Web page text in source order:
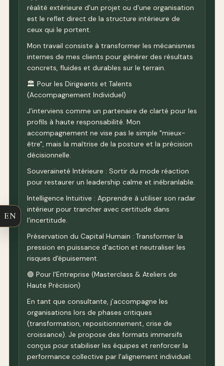
réalité extérieure d'un projet ou d'une organisation
est le reflet direct de la structure intérieure de
ceux qui le portent.
Mon travail consiste à transformer les mécanismes
internes de mes clients pour générer des résultats
concrets, fluides et durables sur le terrain.
🏛️ Pour les Dirigeants et Talents
(Accompagnement Individuel)
J’interviens comme un partenaire de clarté pour les
profils à haute responsabilité. Mon
accompagnement ne vise pas le simple "mieux-
être", mais la maîtrise de la posture et la précision
décisionnelle.
Souveraineté Intérieure : Sortir du mode réaction
pour restaurer un leadership calme et inébranlable.
Intelligence Intuitive : Apprendre à utiliser son radar
intérieur pour trancher avec certitude dans
l'incertitude.
Préservation du Capital Humain : Transformer la
pression en puissance d'action et neutraliser les
risques d'épuisement.
🟢 Pour l'Entreprise (Masterclass & Ateliers de
Haute Précision)
En tant que consultante, j’accompagne les
organisations lors de phases critiques
(transformation, repositionnement, crise de
croissance). Je propose des formats immersifs
conçus pour stabiliser les équipes et renforcer la
performance collective par l'alignement individuel.
EN